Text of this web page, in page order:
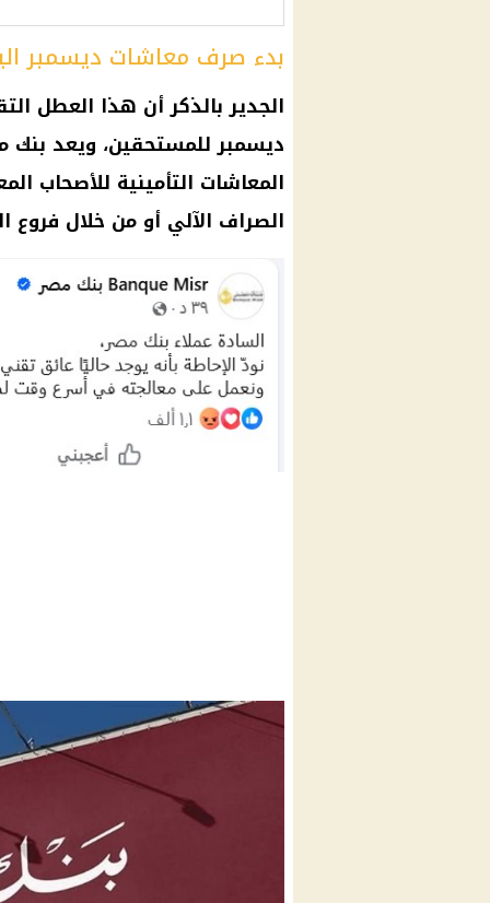
بدء صرف معاشات ديسمبر
الجدير بالذكر أن هذا العطل
ديسمبرللمستحقين، ويعد
المعاشات التأمينية للأصحاب
الصراف الآلي أو من خلال فروع